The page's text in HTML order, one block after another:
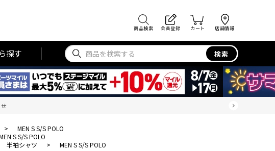
商品検索 会員登録 カート 店舗情報
探す 検索
>
MEN S S/S POLO
S S/S POLO
半袖シャツ > MEN S S/S POLO